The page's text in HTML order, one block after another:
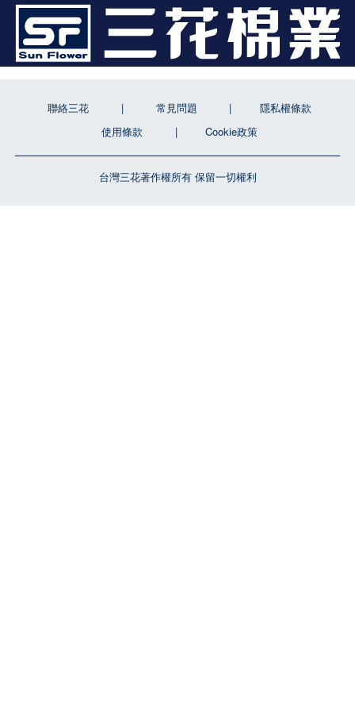
台灣三花著作權所有 保留一切權利
聯絡三花 常見問題
隱私權條款
使用條款
Cookie政策